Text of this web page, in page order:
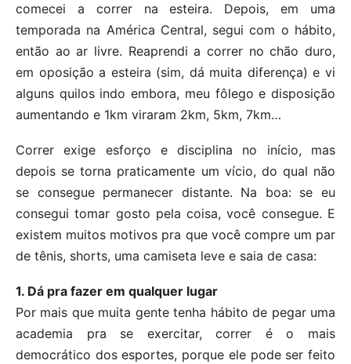
comecei a correr na esteira. Depois, em uma
temporada na América Central, segui com o hábito,
então ao ar livre. Reaprendi a correr no chão duro,
em oposição a esteira (sim, dá muita diferença) e vi
alguns quilos indo embora, meu fôlego e disposição
aumentando e 1km viraram 2km, 5km, 7km…
Correr exige esforço e disciplina no início, mas
depois se torna praticamente um vício, do qual não
se consegue permanecer distante. Na boa: se eu
consegui tomar gosto pela coisa, você consegue. E
existem muitos motivos pra que você compre um par
de tênis, shorts, uma camiseta leve e saia de casa:
1. Dá pra fazer em qualquer lugar
Por mais que muita gente tenha hábito de pegar uma
academia pra se exercitar, correr é o mais
democrático dos esportes, porque ele pode ser feito